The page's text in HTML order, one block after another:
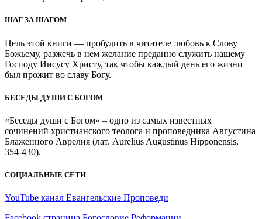
ШАГ ЗА ШАГОМ
Цель этой книги — пробудить в читателе любовь к Слову
Божьему, разжечь в нем желание преданно служить нашему
Господу Иисусу Христу, так чтобы каждый день его жизни
был прожит во славу Богу.
БЕСЕДЫ ДУШИ С БОГОМ
«Беседы души с Богом» – одно из самых известных
сочинений христианского теолога и проповедника Августина
Блаженного Аврелия (лат. Aurelius Augustinus Hipponensis,
354-430).
СОЦИАЛЬНЫЕ СЕТИ
YouTube канал Евангельские Проповеди